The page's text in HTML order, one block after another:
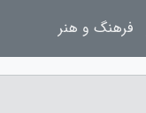
فرهنگ و هنر